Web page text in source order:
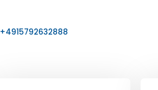
+4915792632888